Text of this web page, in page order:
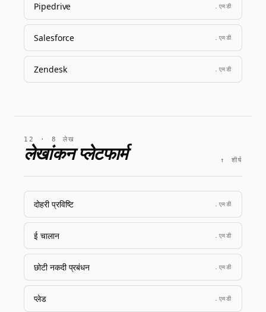
Pipedrive .एमडी
Salesforce .एमडी
Zendesk .एमडी
12 · 8 लेख
लेखांकन प्लेटफार्म ↑ शीर्ष
दोहरी प्रविष्टि .एमडी
ई चालान .एमडी
छोटी नकदी प्रबंधन .एमडी
प्लेड .एमडी